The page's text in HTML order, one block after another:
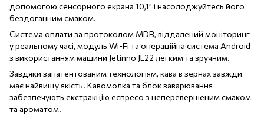
допомогою сенсорного екрана 10,1" і насолоджуйтесь його
бездоганним смаком.
Система оплати за протоколом MDB, віддалений моніторинг
у реальному часі, модуль Wi-Fi та операційна система Android
з використанням машини Jetinno JL22 легким та зручним.
Завдяки запатентованим технологіям, кава в зернах завжди
має найвищу якість. Кавомолка та блок заварювання
забезпечують екстракцію еспресо з неперевершеним смаком
та ароматом.